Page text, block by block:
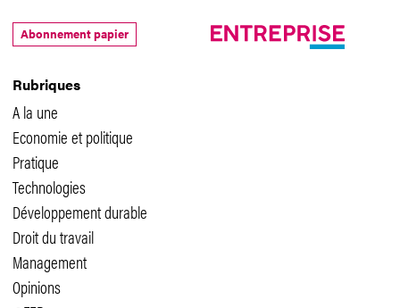
Rubriques
A la une
Economie et politique
Pratique
Technologies
Développement durable
Droit du travail
Management
Opinions
Abonnement papier